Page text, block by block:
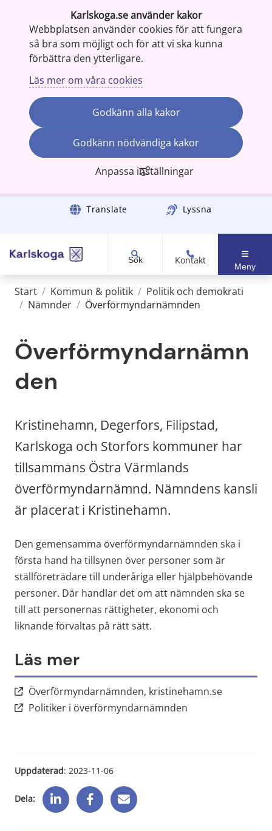
Karlskoga.se använder kakor
Webbplatsen använder cookies för att fungera
så bra som möjligt och för att vi ska kunna
förbättra den ytterligare.
Läs mer om våra cookies
Godkänn alla kakor
Godkänn nödvändiga kakor
Anpassa inställningar
Gå till innehåll Translate Lyssna
Sök Kontakt
Meny
Start / Kommun & politik / Politik och demokrati
/ Nämnder / Överförmyndarnämnden
Överförmyndarnämn
den
Kristinehamn, Degerfors, Filipstad,
Karlskoga och Storfors kommuner har
tillsammans Östra Värmlands
överförmyndarnämnd. Nämndens kansli
är placerat i Kristinehamn.
Den gemensamma överförmyndarnämnden ska i
första hand ha tillsynen över personer som är
ställföreträdare till underåriga eller hjälpbehövande
personer. Där handlar det om att nämnden ska se
till att personernas rättigheter, ekonomi och
liknande förvaltas på rätt sätt.
Läs mer
Överförmyndarnämnden, kristinehamn.seLänk till
Politiker i överförmyndarnämnden
Uppdaterad: 2023-11-06
Dela: